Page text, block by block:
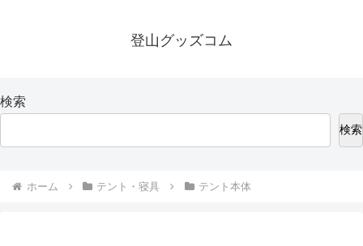
登山グッズコム
検索
検索
ホーム テント・寝具 テント本体